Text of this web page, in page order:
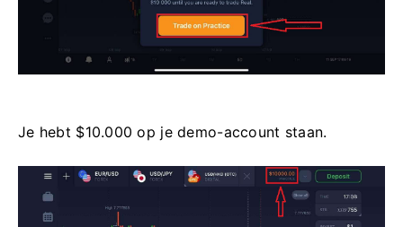
Je hebt $10.000 op je demo-account staan.